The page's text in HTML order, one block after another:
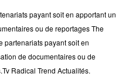
payant soit en apportant un
ou de reportages The
partenariats payant soit en
de documentaires ou de
Radical Trend Actualités.